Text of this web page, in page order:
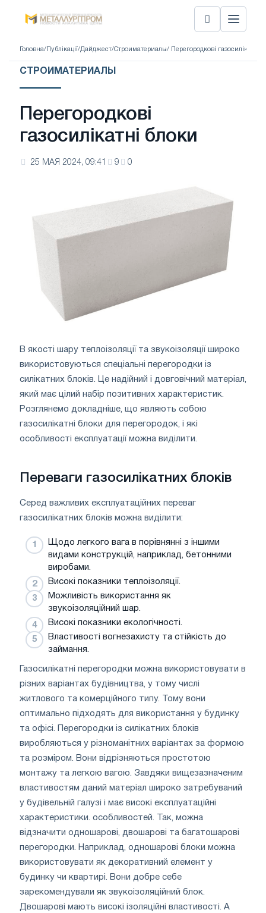
Головна/ Публікації/Дайджест/Строиматериалы/ Перегородкові газосилікатні
СТРОИМАТЕРИАЛЫ
Перегородкові
газосилікатні блоки
25 МАЯ 2024, 09:41 9 0
В якості шару теплоізоляції та звукоізоляції широко
використовуються спеціальні перегородки із
силікатних блоків. Це надійний і довговічний матеріал,
який має цілий набір позитивних характеристик.
Розглянемо докладніше, що являють собою
газосилікатні блоки для перегородок, і які
особливості експлуатації можна виділити.
Переваги газосилікатних блоків
Серед важливих експлуатаційних переваг
газосилікатних блоків можна виділити:
Щодо легкого вага в порівнянні з іншими
видами конструкцій, наприклад, бетонними
виробами.
Високі показники теплоізоляції.
Можливість використання як
звукоізоляційний шар.
Високі показники екологічності.
Властивості вогнезахисту та стійкість до
займання.
Газосилікатні перегородки можна використовувати в
різних варіантах будівництва, у тому числі
житлового та комерційного типу. Тому вони
оптимально підходять для використання у будинку
та офісі. Перегородки із силікатних блоків
виробляються у різноманітних варіантах за формою
та розміром. Вони відрізняються простотою
монтажу та легкою вагою. Завдяки вищезазначеним
властивостям даний матеріал широко затребуваний
у будівельній галузі і має високі експлуатаційні
характеристики. особливостей. Так, можна
відзначити одношарові, двошарові та багатошарові
перегородки. Наприклад, одношарові блоки можна
використовувати як декоративний елемент у
будинку чи квартирі. Вони добре себе
зарекомендували як звукоізоляційний блок.
Двошарові мають високі ізоляційні властивості. А